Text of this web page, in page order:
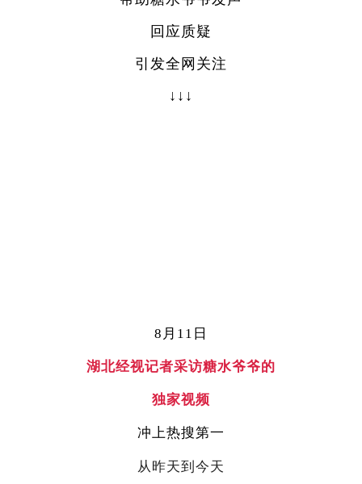
回应质疑
引发全网关注
↓↓↓
8月11日
湖北经视记者采访糖水爷爷的
独家视频
冲上热搜第一
从昨天到今天